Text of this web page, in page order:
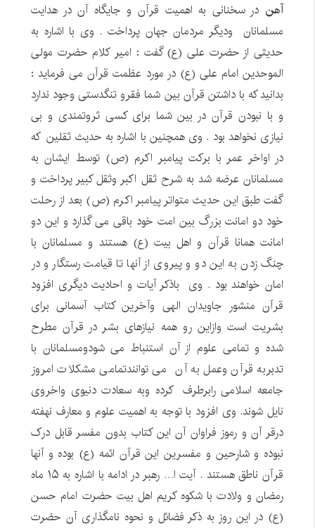
آهن در سخنانی به اهمیت قرآن و جایگاه آن در هدایت
مسلمانان ودیگر مردمان جهان پرداخت . وی با اشاره به
حدیثی از حضرت علی (ع) گفت : امیر کلام حضرت مولی
الموحدین امام علی (ع) در مورد عظمت قرآن می فرماید :
بدانید که با داشتن قرآن بین شما فقرو تنگدستی وجود ندارد
و با نبودن قرآن در بین شما برای کسی ثروتمندی و بی
نیازی نخواهد بود . وی همچنین با اشاره به حدیث ثقلین که
در اواخر عمر با برکت پیامبر اکرم (ص) توسط ایشان به
مسلمانان عرضه شد به شرح ثقل اکبر وثقل کبیر پرداخت و
گفت طبق این حدیث متواتر پیامبر اکرم (ص) بعد از رحلت
خود دو امانت بزرگ بین امت خود باقی می گذارد و این دو
امانت همانا قرآن و اهل بیت (ع) هستند و مسلمانان با
چنگ زدن به این دو و پیروی از آنها تا قیامت رستگار و در
امان خواهند بود . وی باذکر آیات و احادیث دیگری افزود
قرآن منشور جاویدان الهی وآخرین کتاب آسمانی برای
بشریت است وازاین رو همه نیازهای بشر در قرآن مطرح
شده و تمامی علوم از آن استنباط می شودومسلمانان با
تدبربه قرآن وعمل به آن می توانندتمامی مشکلات امروز
جامعه اسلامی رابرطرف کرده وبه سعادت دنیوی واخروی
نایل شوند. وی افزود با توجه به اهمیت علوم و معارف نهفته
درقر آن و رموز فراوان آن این کتاب بدون مفسر قابل درک
نبوده و شارحین و مفسرین این قرآن ائمه (ع) بوده و آنها
قرآن ناطق هستند . آیت ا… رهبر در ادامه با اشاره به ۱۵ ماه
رمضان و ولادت با شکوه کریم اهل بیت حضرت امام حسن
(ع) در این روز به ذکر فضائل و نحوه نامگذاری آن حضرت